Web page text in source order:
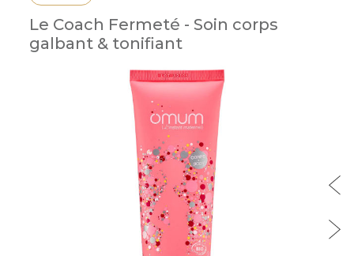
Le Coach Fermeté - Soin corps
galbant & tonifiant